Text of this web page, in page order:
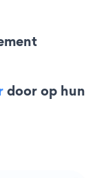
door op hun